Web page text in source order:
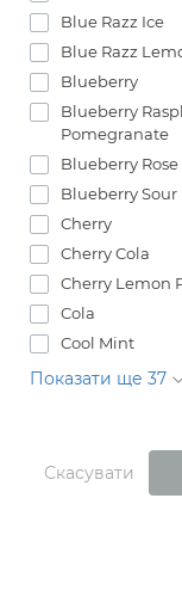
Blue Razz Ice
Blue Razz
Blueberry
Blueberry
Pomegranate
Blueberry
Blueberry Sour
Cherry
Cherry Cola
Cherry Lemon
Cola
Cool Mint
Показати ще 37
Скасувати